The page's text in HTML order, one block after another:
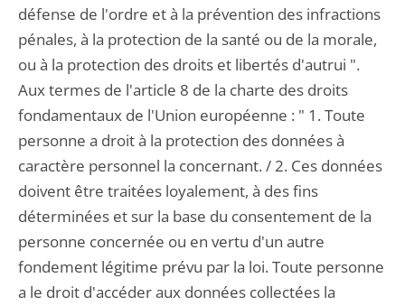
défense de l'ordre et à la prévention des infractions
pénales, à la protection de la santé ou de la morale,
ou à la protection des droits et libertés d'autrui ".
Aux termes de l'article 8 de la charte des droits
fondamentaux de l'Union européenne : " 1. Toute
personne a droit à la protection des données à
caractère personnel la concernant. / 2. Ces données
doivent être traitées loyalement, à des fins
déterminées et sur la base du consentement de la
personne concernée ou en vertu d'un autre
fondement légitime prévu par la loi. Toute personne
a le droit d'accéder aux données collectées la